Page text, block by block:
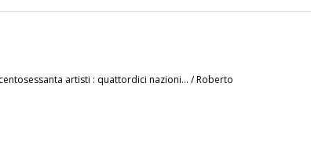
artisti : quattordici nazioni... / Roberto